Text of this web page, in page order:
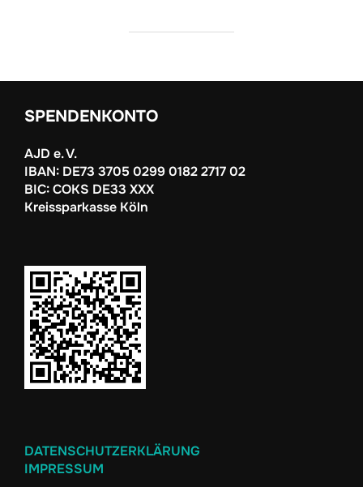
SPENDENKONTO
AJD e. V.
IBAN: DE73 3705 0299 0182 2717 02
BIC: COKS DE33 XXX
Kreissparkasse Köln
DATENSCHUTZERKLÄRUNG
IMPRESSUM